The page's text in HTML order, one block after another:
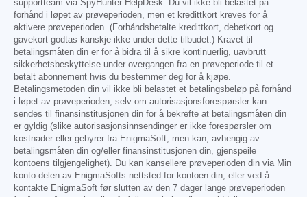
supportteam via SpyHunter HelpDesk. Du vil ikke bli belastet på
forhånd i løpet av prøveperioden, men et kredittkort kreves for å
aktivere prøveperioden. (Forhåndsbetalte kredittkort, debetkort og
gavekort godtas kanskje ikke under dette tilbudet.) Kravet til
betalingsmåten din er for å bidra til å sikre kontinuerlig, uavbrutt
sikkerhetsbeskyttelse under overgangen fra en prøveperiode til et
betalt abonnement hvis du bestemmer deg for å kjøpe.
Betalingsmetoden din vil ikke bli belastet et betalingsbeløp på forhånd
i løpet av prøveperioden, selv om autorisasjonsforespørsler kan
sendes til finansinstitusjonen din for å bekrefte at betalingsmåten din
er gyldig (slike autorisasjonsinnsendinger er ikke forespørsler om
kostnader eller gebyrer fra EnigmaSoft, men kan, avhengig av
betalingsmåten din og/eller finansinstitusjonen din, gjenspeile
kontoens tilgjengelighet). Du kan kansellere prøveperioden din via Min
konto-delen av EnigmaSofts nettsted for kontoen din, eller ved å
kontakte EnigmaSoft før slutten av den 7 dager lange prøveperioden